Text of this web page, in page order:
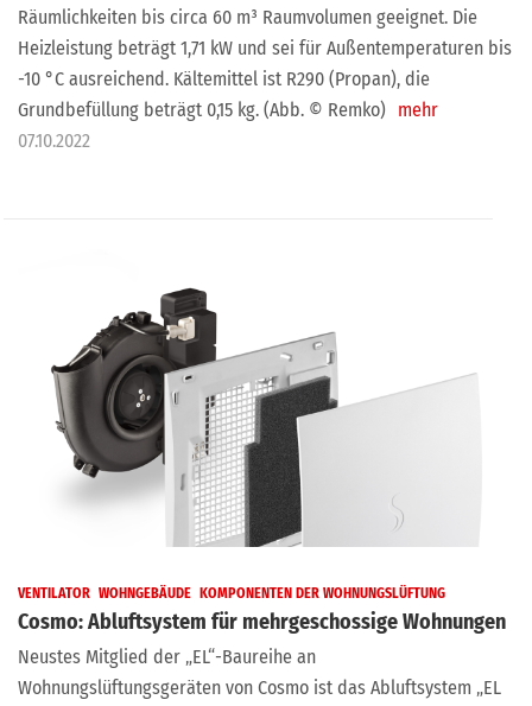
Räumlichkeiten bis circa 60 m³ Raumvolumen geeignet. Die
Heizleistung beträgt 1,71 kW und sei für Außentemperaturen bis
-10 °C ausreichend. Kältemittel ist R290 (Propan), die
Grundbefüllung beträgt 0,15 kg. (Abb. © Remko) mehr
07.10.2022
VENTILATOR WOHNGEBÄUDE KOMPONENTEN DER WOHNUNGSLÜFTUNG
Cosmo: Abluftsystem für mehrgeschossige Wohnungen
Neustes Mitglied der „EL“-Baureihe an
Wohnungslüftungsgeräten von Cosmo ist das Abluftsystem „EL